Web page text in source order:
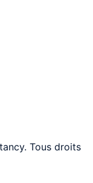
Tous droits